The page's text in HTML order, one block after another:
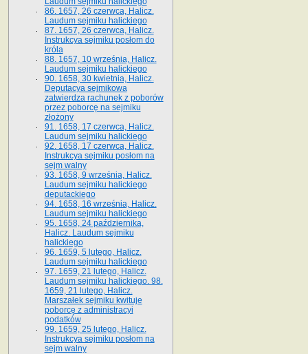
86. 1657, 26 czerwca, Halicz.
Laudum sejmiku halickiego
87. 1657, 26 czerwca, Halicz.
Instrukcya sejmiku posłom do
króla
88. 1657, 10 września, Halicz.
Laudum sejmiku halickiego
90. 1658, 30 kwietnia, Halicz.
Deputacya sejmikowa
zatwierdza rachunek z poborów
przez poborcę na sejmiku
złożony
91. 1658, 17 czerwca, Halicz.
Laudum sejmiku halickiego
92. 1658, 17 czerwca, Halicz.
Instrukcya sejmiku posłom na
sejm walny
93. 1658, 9 września, Halicz.
Laudum sejmiku halickiego
deputackiego
94. 1658, 16 września, Halicz.
Laudum sejmiku halickiego
95. 1658, 24 października,
Halicz. Laudum sejmiku
halickiego
96. 1659, 5 lutego, Halicz.
Laudum sejmiku halickiego
97. 1659, 21 lutego, Halicz.
Laudum sejmiku halickiego. 98.
1659, 21 lutego, Halicz.
Marszałek sejmiku kwituje
poborcę z administracyi
podatków
99. 1659, 25 lutego, Halicz.
Instrukcya sejmiku posłom na
sejm walny